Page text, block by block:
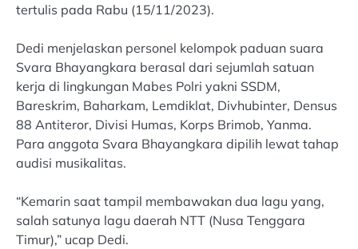
tertulis pada Rabu (15/11/2023).
Dedi menjelaskan personel kelompok paduan suara
Svara Bhayangkara berasal dari sejumlah satuan
kerja di lingkungan Mabes Polri yakni SSDM,
Bareskrim, Baharkam, Lemdiklat, Divhubinter, Densus
88 Antiteror, Divisi Humas, Korps Brimob, Yanma.
Para anggota Svara Bhayangkara dipilih lewat tahap
audisi musikalitas.
“Kemarin saat tampil membawakan dua lagu yang,
salah satunya lagu daerah NTT (Nusa Tenggara
Timur),” ucap Dedi.